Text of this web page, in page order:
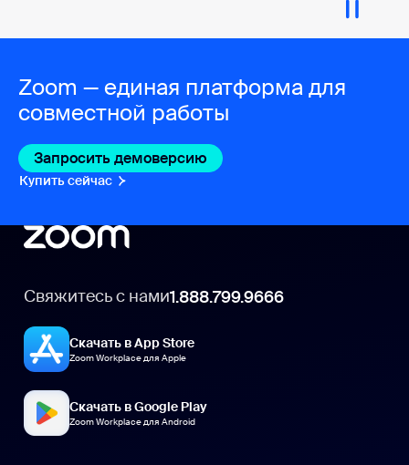
Zoom — единая платформа для
совместной работы
Запросить демоверсию
Купить сейчас
Свяжитесь с нами1.888.799.9666
Скачать в App Store
Zoom Workplace для Apple
Скачать в Google Play
Zoom Workplace для Android